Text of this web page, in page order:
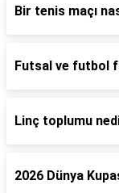
Bir tenis maçı
Futsal ve futbol
Linç toplumu
2026 Dünya